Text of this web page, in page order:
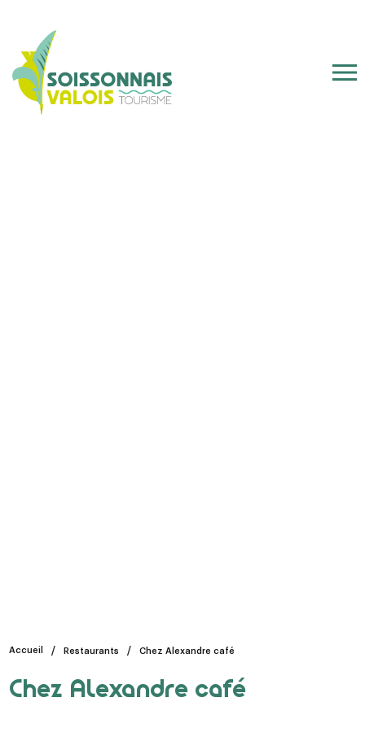
Accueil Restaurants Chez Alexandre café
Chez Alexandre café